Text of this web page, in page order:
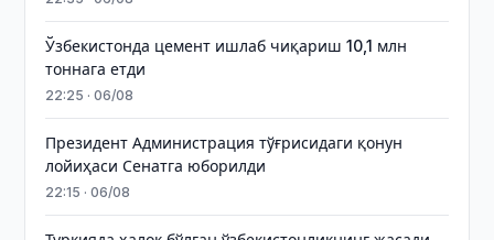
Ўзбекистонда цемент ишлаб чиқариш 10,1 млн
тоннага етди
22:25 · 06/08
Президент Администрация тўғрисидаги қонун
лойиҳаси Сенатга юборилди
22:15 · 06/08